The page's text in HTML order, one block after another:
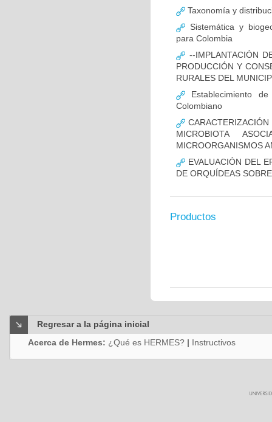
Taxonomía y
Sistemática y
para Colombia
--IMPLANTACIÓN
PRODUCCIÓN Y
RURALES DEL
Establecimiento
Colombiano
MICROBIOTA
MICROORGANISMOS
EVALUACIÓN DEL
DE ORQUÍDEAS
Productos
Regresar a la página inicial
Acerca de Hermes: ¿Qué es HERMES? | Instructivos